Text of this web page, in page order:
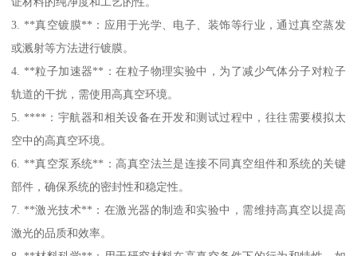
3. **真空镀膜**：应用于光学、电子、装饰等行业，通过真空蒸发
或溅射等方法进行镀膜。
4. **粒子加速器**：在粒子物理实验中，为了减少气体分子对粒子
轨道的干扰，需使用高真空环境。
5. ****：宇航器和相关设备在开发和测试过程中，往往需要模拟太
空中的高真空环境。
6. **真空泵系统**：高真空法兰是连接不同真空组件和系统的关键
部件，确保系统的密封性和稳定性。
7. **激光技术**：在激光器的制造和实验中，需维持高真空以提高
激光的品质和效率。